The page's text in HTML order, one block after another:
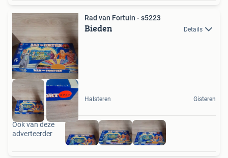
Rad van Fortuin - s5223
Bieden Details
Halsteren Gisteren
Ook van deze
adverteerder